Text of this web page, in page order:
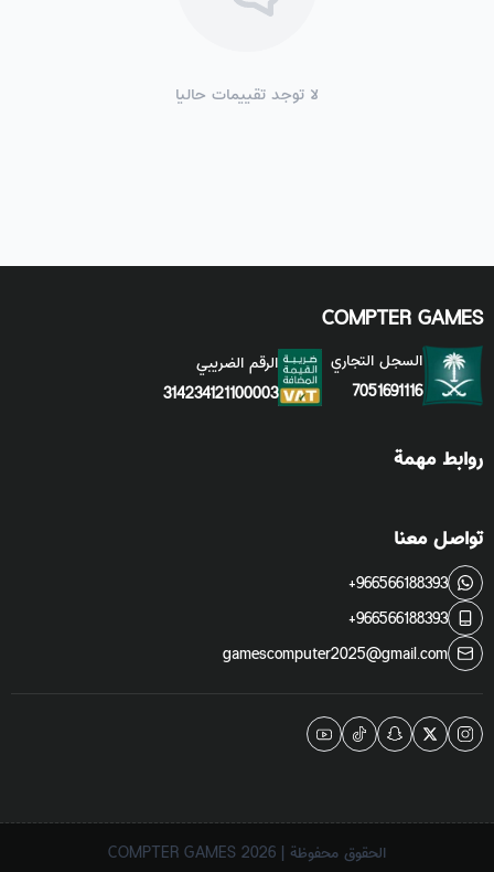
لا توجد تقييمات حاليا
COMPTER GAMES
السجل التجاري
7051691116
الرقم الضريبي
314234121100003
روابط مهمة
تواصل معنا
+966566188393
+966566188393
gamescomputer2025@gmail.com
الحقوق محفوظة | 2026 COMPTER GAMES